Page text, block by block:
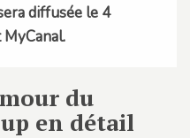
diffusée le 4
du
en détail